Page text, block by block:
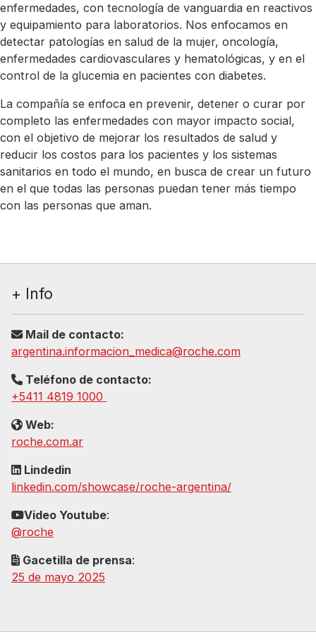
enfermedades, con tecnología de vanguardia en reactivos
y equipamiento para laboratorios. Nos enfocamos en
detectar patologías en salud de la mujer, oncología,
enfermedades cardiovasculares y hematológicas, y en el
control de la glucemia en pacientes con diabetes.
La compañía se enfoca en prevenir, detener o curar por
completo las enfermedades con mayor impacto social,
con el objetivo de mejorar los resultados de salud y
reducir los costos para los pacientes y los sistemas
sanitarios en todo el mundo, en busca de crear un futuro
en el que todas las personas puedan tener más tiempo
con las personas que aman.
+ Info
Mail de contacto:
argentina.informacion_medica@roche.com
Teléfono de contacto:
+5411 4819 1000
Web:
roche.com.ar
Lindedin
linkedin.com/showcase/roche-argentina/
Video Youtube:
@roche
Gacetilla de prensa:
25 de mayo 2025